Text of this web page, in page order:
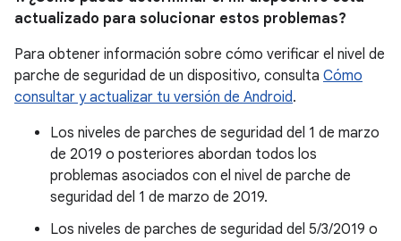
actualizado para solucionar estos problemas?
Para obtener información sobre cómo verificar el nivel de
parche de seguridad de un dispositivo, consulta Cómo
consultar y actualizar tu versión de Android.
Los niveles de parches de seguridad del 1 de marzo
de 2019 o posteriores abordan todos los
problemas asociados con el nivel de parche de
seguridad del 1 de marzo de 2019.
Los niveles de parches de seguridad del 5/3/2019 o